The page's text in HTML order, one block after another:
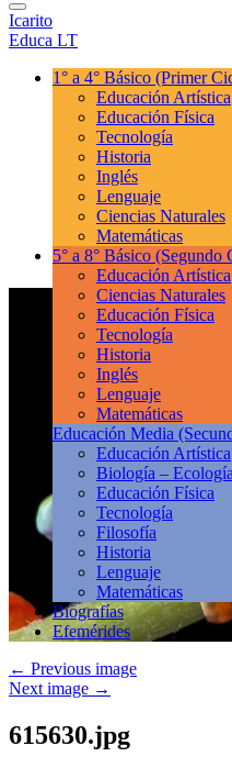
Icarito
Educa LT
1° a 4° Básico (Primer
Educación Artística
Educación Física
Tecnología
Historia
Inglés
Lenguaje
Ciencias Naturales
Matemáticas
5° a 8° Básico (Segundo
Educación Artística
Ciencias Naturales
Educación Física
Tecnología
Historia
Inglés
Lenguaje
Matemáticas
Educación Media
Educación Artística
Biología – Ecología
Educación Física
Tecnología
Filosofía
Historia
Lenguaje
Matemáticas
Biografías
Efemérides
← Previous image
Next image →
615630.jpg